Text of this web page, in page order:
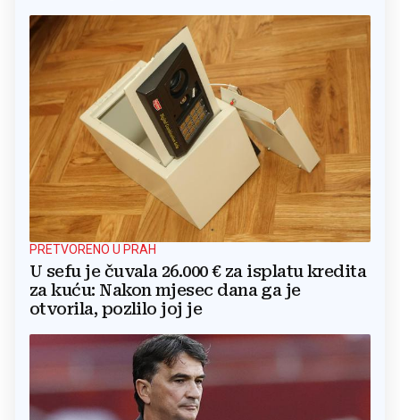
PRETVORENO U PRAH
U sefu je čuvala 26.000 € za isplatu kredita
za kuću: Nakon mjesec dana ga je
otvorila, pozlilo joj je